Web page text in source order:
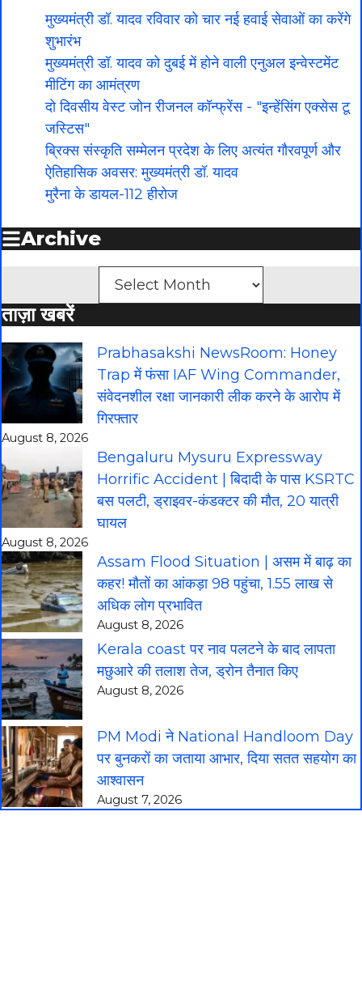
मुख्यमंत्री डॉ. यादव रविवार को चार नई हवाई सेवाओं का करेंगे
शुभारंभ
मुख्यमंत्री डॉ. यादव को दुबई में होने वाली एनुअल इन्वेस्टमेंट
मीटिंग का आमंत्रण
दो दिवसीय वेस्ट जोन रीजनल कॉन्फ्रेंस - "इन्हेंसिंग एक्सेस टू
जस्टिस"
ब्रिक्स संस्कृति सम्मेलन प्रदेश के लिए अत्यंत गौरवपूर्ण और
ऐतिहासिक अवसर: मुख्यमंत्री डॉ. यादव
मुरैना के डायल-112 हीरोज
Archive
ताज़ा खबरें
Prabhasakshi NewsRoom: Honey
Trap में फंसा IAF Wing Commander,
संवेदनशील रक्षा जानकारी लीक करने के आरोप में
गिरफ्तार
August 8, 2026
Bengaluru Mysuru Expressway
Horrific Accident | बिदादी के पास KSRTC
बस पलटी, ड्राइवर-कंडक्टर की मौत, 20 यात्री
घायल
August 8, 2026
Assam Flood Situation | असम में बाढ़ का
कहर! मौतों का आंकड़ा 98 पहुंचा, 1.55 लाख से
अधिक लोग प्रभावित
August 8, 2026
Kerala coast पर नाव पलटने के बाद लापता
मछुआरे की तलाश तेज, ड्रोन तैनात किए
August 8, 2026
PM Modi ने National Handloom Day
पर बुनकरों का जताया आभार, दिया सतत सहयोग का
आश्वासन
August 7, 2026